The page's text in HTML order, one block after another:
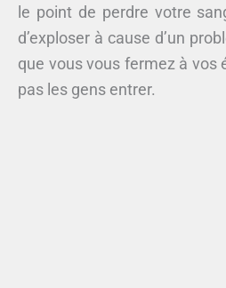
le point de perdre votre
d’exploser à cause d’un
que vous vous fermez à vos
pas les gens entrer.